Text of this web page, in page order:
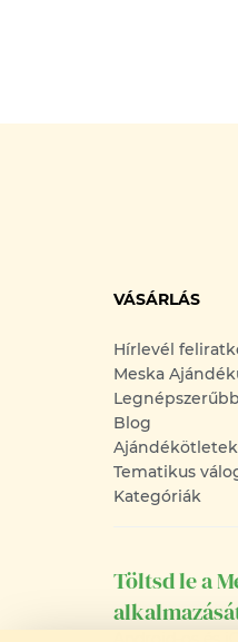
VÁSÁRLÁS
Hírlevél
Meska
Blog
Ajándékötletek
Tematikus
Kategóriák
Töltsd le a